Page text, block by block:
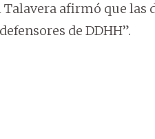
Talavera afirmó que
de DDHH”.